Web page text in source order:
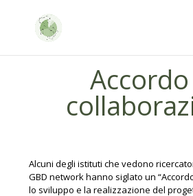
contenuto
navigazione
Alcuni degli istituti che vedono
GBD network hanno siglato un
lo sviluppo e la realizzazione del